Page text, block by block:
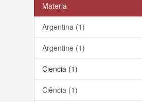
Materia
Argentina (1)
Argentine (1)
Ciencia (1)
Ciência (1)